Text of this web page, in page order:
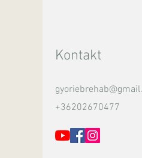
Kontakt
+36202670477